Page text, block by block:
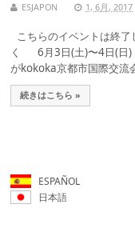
ESJAPON 1, 6月, 2017
こちらのイベントは終
く 6月3日(土)〜4日(日)
がkokoka京都市国際交流
続きはこちら »
ESPAÑOL
日本語